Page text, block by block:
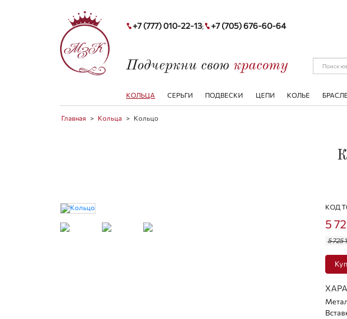
+7 (777) 010-22-13; +7 (705) 676-60-64
Подчеркни свою красоту
КОЛЬЦА СЕРЬГИ ПОДВЕСКИ ЦЕПИ КОЛЬЕ
Главная > Кольца > Кольцо
КОД
5
5 725